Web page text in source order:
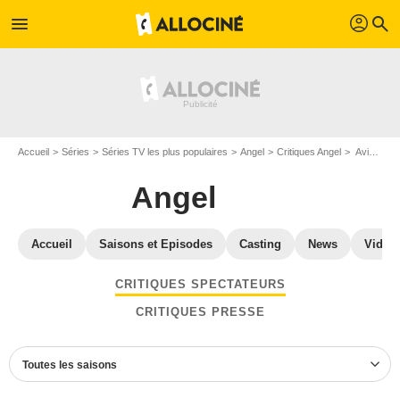
menu profil search
Accueil Séries Séries TV les plus populaires Angel Critiques Angel Avis Angel - Page 9
Angel
Accueil Saisons et Episodes Casting News
CRITIQUES SPECTATEURS
CRITIQUES PRESSE
Toutes les saisons